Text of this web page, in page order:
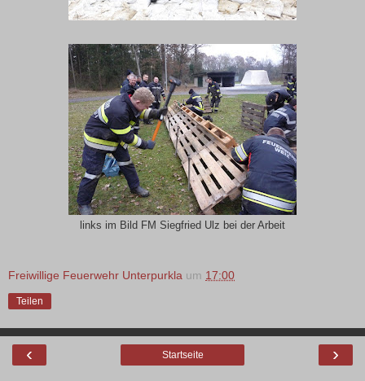
links im Bild FM Siegfried Ulz bei der Arbeit
Freiwillige Feuerwehr Unterpurkla um 17:00
Teilen
‹ ›
Startseite